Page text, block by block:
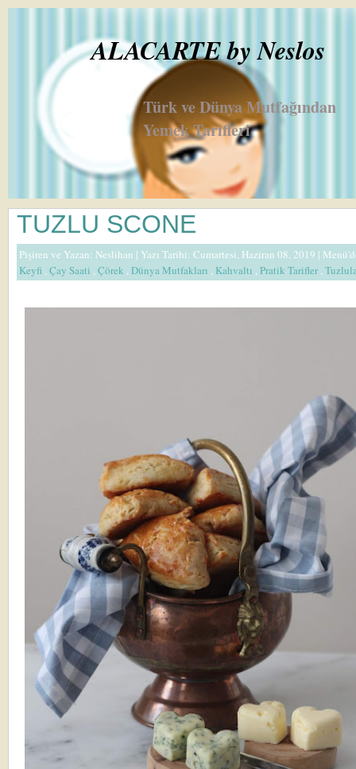
ALACARTE by Neslos
Türk ve Dünya Mutfağından
Yemek Tarifleri
TUZLU SCONE
Pişiren ve Yazan: Neslihan | Yazı Tarihi: Cumartesi, Haziran 08, 2019 |
Keyfi ,Çay Saati ,Çörek ,Dünya Mutfakları , Kahvaltı ,Pratik Tarifler,